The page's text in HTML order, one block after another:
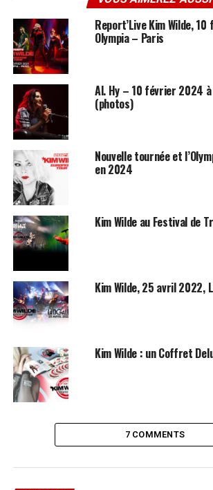
l’interview du 17 mars 2011
Report’Live Kim Wilde,
Olympia – Paris
Al. Hy – 10 février 2024 à
(photos)
Nouvelle tournée et
en 2024
Kim Wilde au Festival de
Kim Wilde, 25 avril 2022,
Kim Wilde : un Coffret
7 COMMENTS